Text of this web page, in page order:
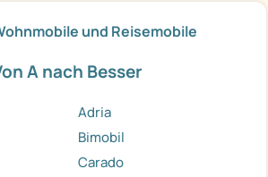
und Reisemobile
A nach Besser
Adria
Bimobil
Carado